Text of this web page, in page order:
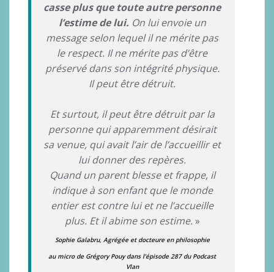
casse plus que toute autre personne
l’estime de lui. On lui envoie un
message selon lequel il ne mérite pas
le respect. Il ne mérite pas d’être
préservé dans son intégrité physique.
Il peut être détruit.
Et surtout, il peut être détruit par la
personne qui apparemment désirait
sa venue, qui avait l’air de l’accueillir et
lui donner des repères.
Quand un parent blesse et frappe, il
indique à son enfant que le monde
entier est contre lui et ne l’accueille
plus. Et il abime son estime. »
Sophie Galabru, Agrégée et docteure en philosophie
au micro de Grégory Pouy dans l’épisode 287 du Podcast
Vlan